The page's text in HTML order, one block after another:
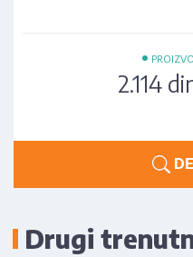
•
2.114
Drugi